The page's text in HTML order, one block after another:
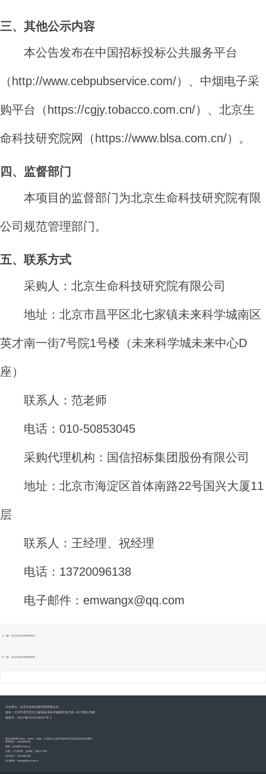
三、其他公示内容
本公告发布在中国招标投标公共服务平台
（ http://www.cebpubservice.com/）、中烟电子采
购平台（ https://cgjy.tobacco.com.cn/）、北京生
命科技研究院网（ https://www.blsa.com.cn/）。
四、监督部门
本项目的监督部门为北京生命科技研究院有限
公司规范管理部门。
五、联系方式
采购人：北京生命科技研究院有限公司
地址：北京市昌平区北七家镇未来科学城南区
英才南一街7号院1号楼（未来科学城未来中心D
座）
联系人：范老师
电话： 010-50853045
采购代理机构：国信招标集团股份有限公司
地址：北京市海淀区首体南路22号国兴大厦11
层
联系人：王经理、祝经理
电话： 13720096138
电子邮件： emwangx@qq.com
上一篇：北京生命科技研究院有...
下一篇：北京生命科技研究院有...
主办单位：北京生命科技研究院有限公司
地址：北京市昌平区北七家镇未来科学城南区英才南一街7号院1号楼
备案号：京ICP备2023018307号-1
建议您使用Chrome、Firefox、Edge、E10及以上版本和360等主流浏览器浏览本网站
联系电话：010-50853022
邮箱：info@blsa.com.cn
交通：公交487路、昌63路、地铁17号线
信访电话：010-50853195
信访邮箱：xinfang@blsa.com.cn